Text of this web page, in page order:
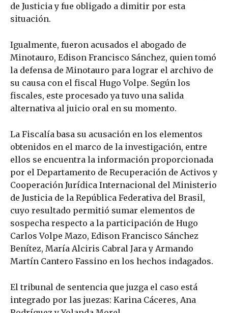
de Justicia y fue obligado a dimitir por esta
situación.
Igualmente, fueron acusados el abogado de
Minotauro, Edison Francisco Sánchez, quien tomó
la defensa de Minotauro para lograr el archivo de
su causa con el fiscal Hugo Volpe. Según los
fiscales, este procesado ya tuvo una salida
alternativa al juicio oral en su momento.
La Fiscalía basa su acusación en los elementos
obtenidos en el marco de la investigación, entre
ellos se encuentra la información proporcionada
por el Departamento de Recuperación de Activos y
Cooperación Jurídica Internacional del Ministerio
de Justicia de la República Federativa del Brasil,
cuyo resultado permitió sumar elementos de
sospecha respecto a la participación de Hugo
Carlos Volpe Mazo, Edison Francisco Sánchez
Benítez, María Alciris Cabral Jara y Armando
Martín Cantero Fassino en los hechos indagados.
El tribunal de sentencia que juzga el caso está
integrado por las juezas: Karina Cáceres, Ana